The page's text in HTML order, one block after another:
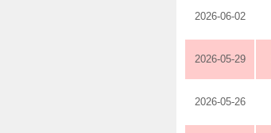
2026-06-02
2026-05-29
2026-05-26